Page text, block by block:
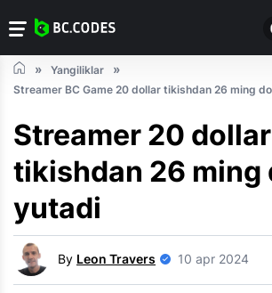
Yangiliklar
Streamer BC Game 20 dollar tikishdan 26 ming
Streamer 20
tikishdan 26 ming
yutadi
By Leon Travers 10 apr 2024